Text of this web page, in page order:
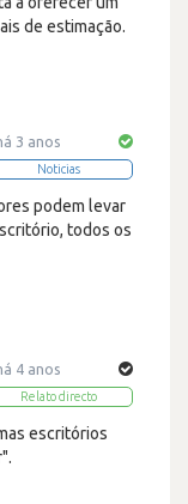
de estimação.
3 anos
Noticias
podem levar
todos os
4 anos
Relato directo
escritórios